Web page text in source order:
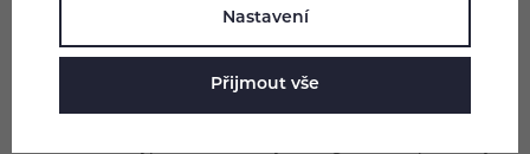
E-liquidy Riot BAR EDTN Salt obsahují
propylenglykolu a 40% glycerolu. Díky tomu jsou vhodné
Nastavení
Přijmout vše